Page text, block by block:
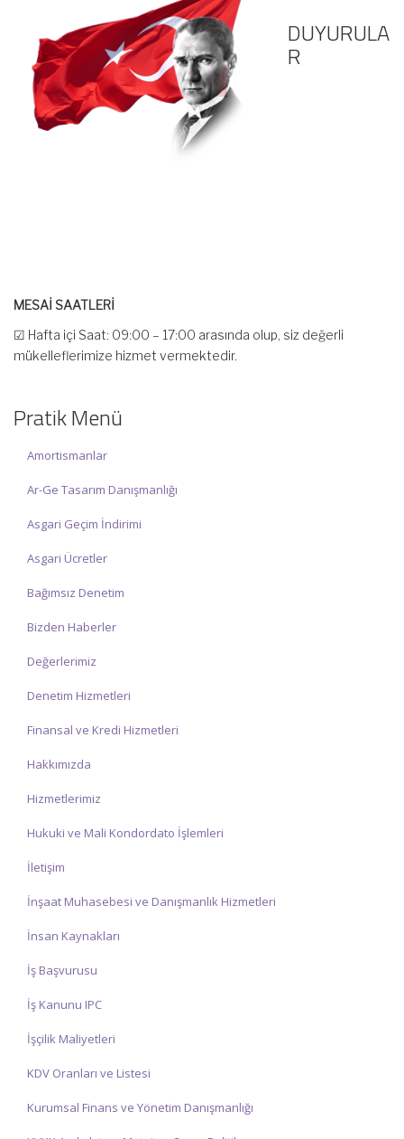
DUYURULA
R
MESAİ SAATLERİ
☑ Hafta içi Saat: 09:00 – 17:00 arasında olup, siz değerli
mükelleflerimize hizmet vermektedir.
İlgi ve anlayışınız için İNCİ MUHASEBE MÜŞAVİRLİK Ailesi olarak
teşekkür ederiz.
Pratik Menü
Amortismanlar
Ar-Ge Tasarım Danışmanlığı
Asgari Geçim İndirimi
Asgari Ücretler
Bağımsız Denetim
Bizden Haberler
Değerlerimiz
Denetim Hizmetleri
Finansal ve Kredi Hizmetleri
Hakkımızda
Hizmetlerimiz
Hukuki ve Mali Kondordato İşlemleri
İletişim
İnşaat Muhasebesi ve Danışmanlık Hizmetleri
İnsan Kaynakları
İş Başvurusu
İş Kanunu IPC
İşçilik Maliyetleri
KDV Oranları ve Listesi
Kurumsal Finans ve Yönetim Danışmanlığı